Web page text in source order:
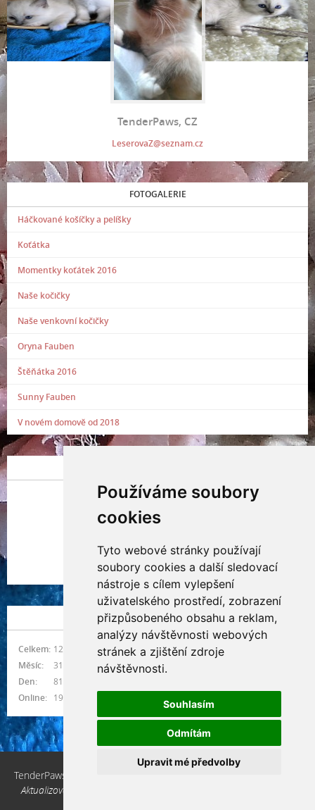
Používáme soubory
cookies
Tyto webové stránky používají
soubory cookies a další sledovací
nástroje s cílem vylepšení
uživatelského prostředí, zobrazení
přizpůsobeného obsahu a reklam,
analýzy návštěvnosti webových
stránek a zjištění zdroje
návštěvnosti.
Souhlasím
Odmítám
Upravit mé předvolby
TenderPaws, CZ
LeserovaZ@seznam.cz
FOTOGALERIE
Háčkované košíčky a pelíšky
Koťátka
Momentky koťátek 2016
Naše kočičky
Naše venkovní kočičky
Oryna Fauben
Štěňátka 2016
Sunny Fauben
V novém domově od 2018
Indianna Ryve
Nostra, CZ
NÁVŠTĚVNOST
Online: 19
Celkem: 1216306
Měsíc:
31297
Den:
818
TenderPaws, CZ © 2026 eStránky.cz
Aktualizováno: 10. 3. 2026